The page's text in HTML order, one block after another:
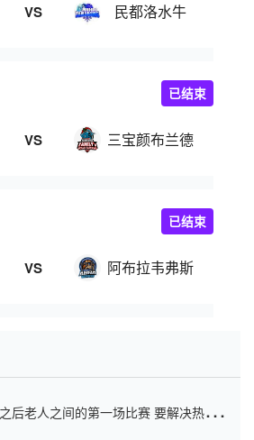
VS 民都洛水牛
VS 三宝颜布兰德
已结束
VS 阿布拉韦弗斯
已结束
后老人之间的第一场比赛 要解决热情的